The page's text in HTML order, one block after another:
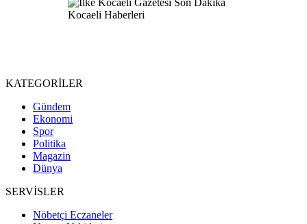
KATEGORİLER
Gündem
Ekonomi
Spor
Politika
Magazin
Dünya
SERVİSLER
Nöbetçi Eczaneler